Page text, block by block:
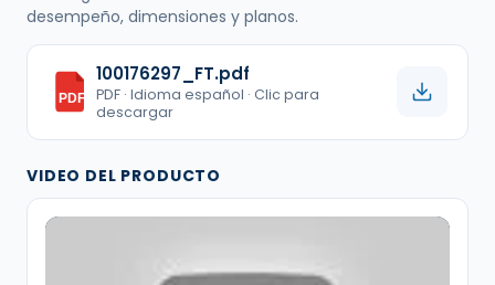
desempeño, dimensiones y planos.
PDF
100176297_FT.pdf
PDF · Idioma español · Clic para
descargar
VIDEO DEL PRODUCTO